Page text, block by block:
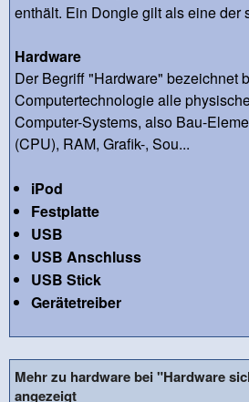
enthält. Ein Dongle gilt als eine der
Hardware
Der Begriff "Hardware" bezeichnet
Computertechnologie alle
Computer-Systems, also Bau-
(CPU), RAM, Grafik-, Sou...
iPod
Festplatte
USB
USB Anschluss
USB Stick
Gerätetreiber
Mehr zu hardware bei "Hardware
angezeigt